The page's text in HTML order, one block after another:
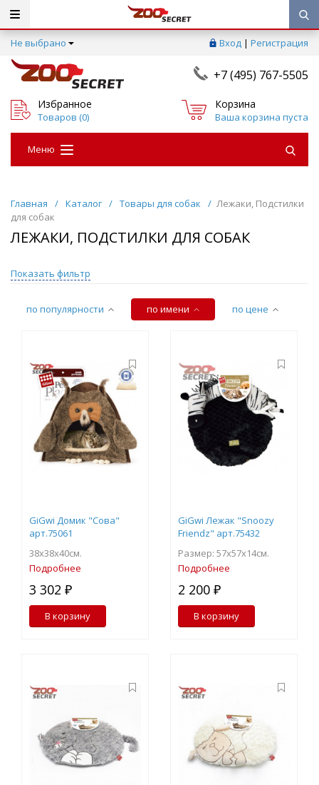
Не выбрано Вход | Регистрация
+7 (495) 767-5505
Избранное
Товаров (0)
Корзина
Ваша корзина пуста
Меню
Главная / Каталог / Товары для собак / Лежаки, Подстилки
для собак
ЛЕЖАКИ, ПОДСТИЛКИ ДЛЯ СОБАК
Показать фильтр
по популярности по имени по цене
GiGwi Домик "Сова"
арт.75061
38х38х40см.
Подробнее
3 302 ₽
В корзину
GiGwi Лежак "Snoozy
Friendz" арт.75432
Размер: 57х57х14см.
Подробнее
2 200 ₽
В корзину